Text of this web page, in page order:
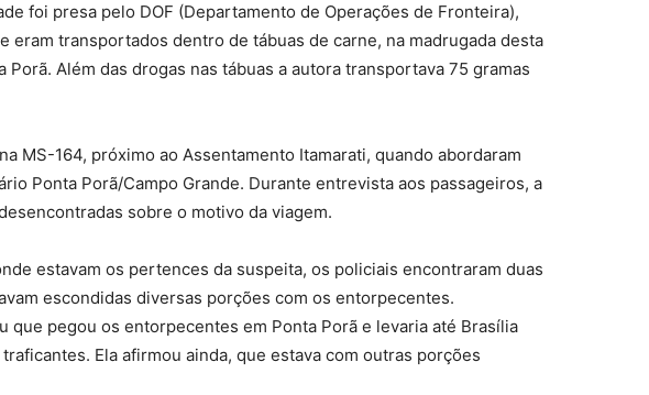
foi presa pelo DOF (Departamento de Operações de Fronteira),
eram transportados dentro de tábuas de carne, na madrugada desta
Além das drogas nas tábuas a autora transportava 75 gramas
MS-164, próximo ao Assentamento Itamarati, quando abordaram
Ponta Porã/Campo Grande. Durante entrevista aos passageiros, a
sobre o motivo da viagem.
estavam os pertences da suspeita, os policiais encontraram duas
escondidas diversas porções com os entorpecentes.
que pegou os entorpecentes em Ponta Porã e levaria até Brasília
Ela afirmou ainda, que estava com outras porções